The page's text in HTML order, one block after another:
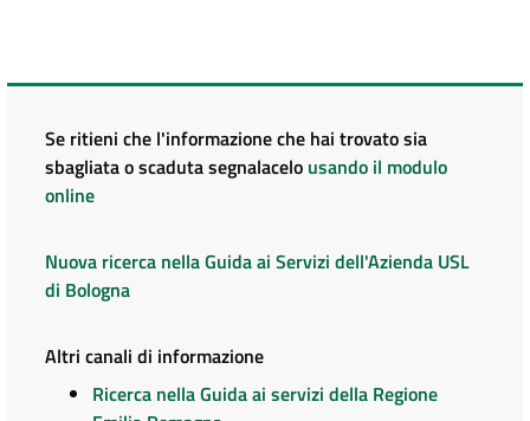
Se ritieni che l'informazione che hai trovato sia
sbagliata o scaduta segnalacelo usando il modulo
online
Nuova ricerca nella Guida ai Servizi dell'Azienda USL
di Bologna
Altri canali di informazione
Ricerca nella Guida ai servizi della Regione